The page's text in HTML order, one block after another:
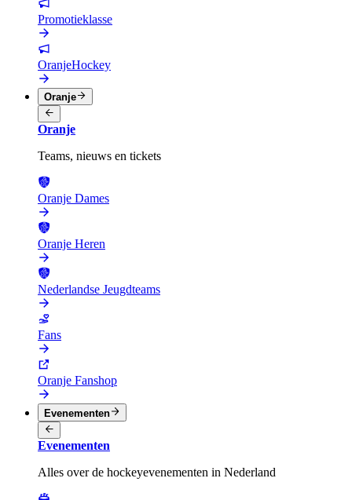
Promotieklasse
OranjeHockey
Oranje
Oranje
Teams, nieuws en tickets
Oranje Dames
Oranje Heren
Nederlandse Jeugdteams
Fans
Oranje Fanshop
Evenementen
Evenementen
Alles over de hockeyevenementen in Nederland